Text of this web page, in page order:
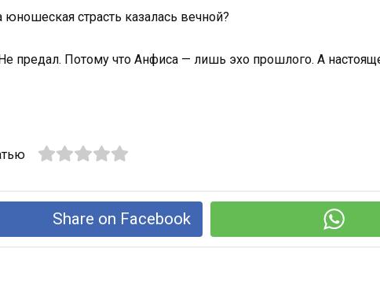
страсть казалась вечной?
предал. Потому что Анфиса — лишь эхо прошлого. А
Share on Facebook